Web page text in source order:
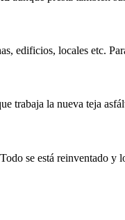
edificios, locales etc.
trabaja la nueva teja
se está reinventado y